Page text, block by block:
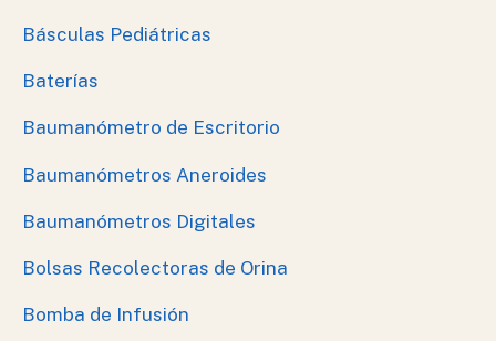
Básculas Pediátricas
Baterías
Baumanómetro de Escritorio
Baumanómetros Aneroides
Baumanómetros Digitales
Bolsas Recolectoras de Orina
Bomba de Infusión